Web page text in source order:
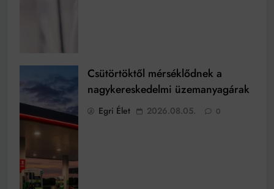
Csütörtöktől mérséklődnek a
nagykereskedelmi üzemanyagárak
Egri Élet 2026.08.05. 0